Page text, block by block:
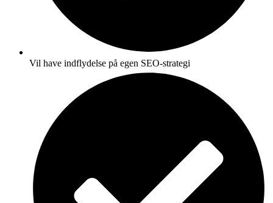
Vil have indflydelse på egen SEO-strategi